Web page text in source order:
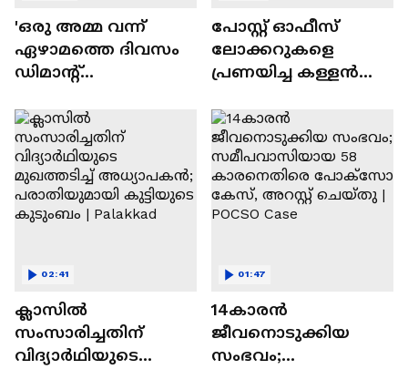
'ഒരു അമ്മ വന്ന്
ഏഴാമത്തെ ദിവസം
ഡിമാൻ്റ്
മാത്രമാണ് നമ്മുടെ
ഭരണകൂടം
ഉണർന്നത്' | Kollam
പോസ്റ്റ് ഓഫീസ്
ലോക്കറുകളെ
പ്രണയിച്ച കള്ളൻ
നടത്തിയത് ഏഴ്
പോസ്റ്റ് ഓഫീസുകൾ |
Theft
ക്ലാസിൽ
സംസാരിച്ചതിന്
വിദ്യാർഥിയുടെ
02:41
14കാരൻ
ജീവനൊടുക്കിയ
സംഭവം;
01:47